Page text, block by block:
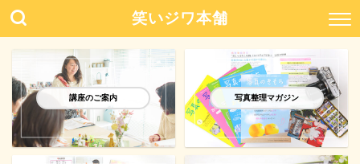
笑いジワ本舗
講座のご案内 写真整理マガジン